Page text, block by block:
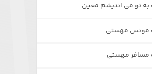
به تو می اندیشم معین
مونس مهستی
مسافر مهستی